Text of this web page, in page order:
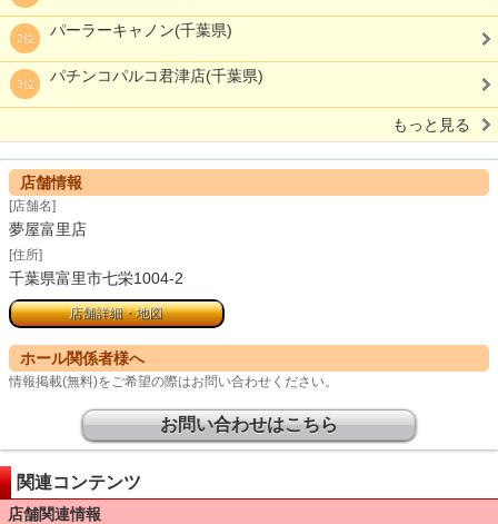
2位 パーラーキャノン(千葉県)
3位 パチンコパルコ君津店(千葉県)
もっと見る
店舗情報
[店舗名]
夢屋富里店
[住所]
千葉県富里市七栄1004-2
店舗詳細・地図
ホール関係者様へ
情報掲載(無料)をご希望の際はお問い合わせください。
お問い合わせはこちら
関連コンテンツ
店舗関連情報